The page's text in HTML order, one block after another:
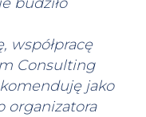
współpracę
Consulting
jako
organizatora